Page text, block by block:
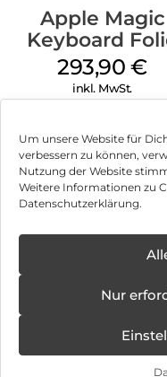
Um unsere Website für
verbessern zu können,
Nutzung der Website
Weitere Informationen zu
Datenschutzerklärung.
Nur
Apple Magic
Keyboard
iPad 10.9″
Weiß
293,90€
inkl. MwSt.
Impressum
Hinweis zur
Newsletter